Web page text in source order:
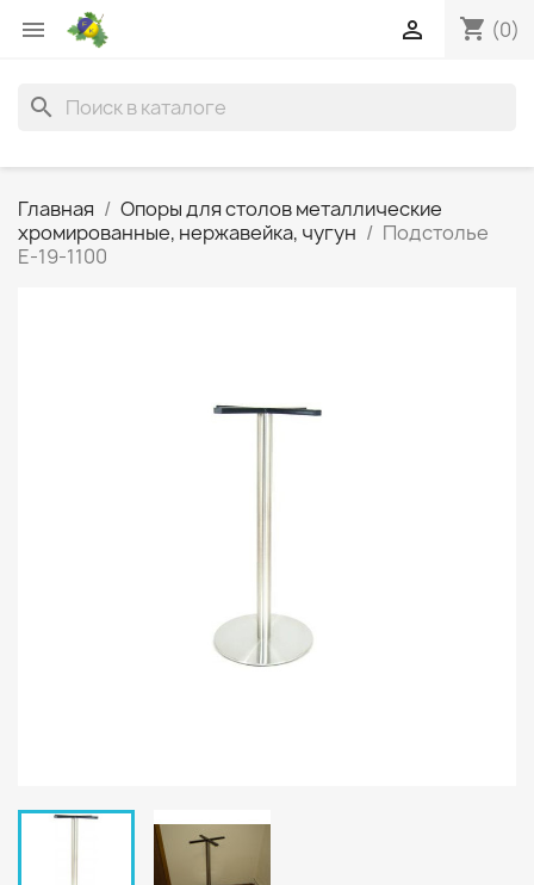
 shopping_cart (0)

search
Главная
Опоры для столов металлические
хромированные, нержавейка, чугун
Подстолье
Е-19-1100